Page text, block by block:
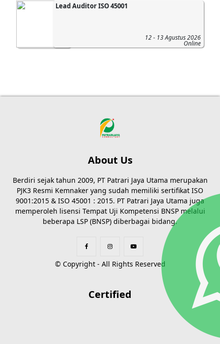
Lead Auditor ISO 45001
12 - 13 Agustus 2026
Online
About Us
Berdiri sejak tahun 2009, PT Patrari Jaya Utama merupakan
PJK3 Resmi Kemnaker yang sudah memiliki sertifikat ISO
9001:2015 & ISO 45001 : 2015. PT Patrari Jaya Utama juga
memperoleh lisensi Tempat Uji Kompetensi BNSP melalui
beberapa LSP (BNSP) diberbagai bidang.
© Copyright - All Rights Reserved
Certified